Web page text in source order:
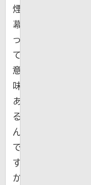
煙
幕」
っ
て
意
味
あ
る
ん
で
す
か